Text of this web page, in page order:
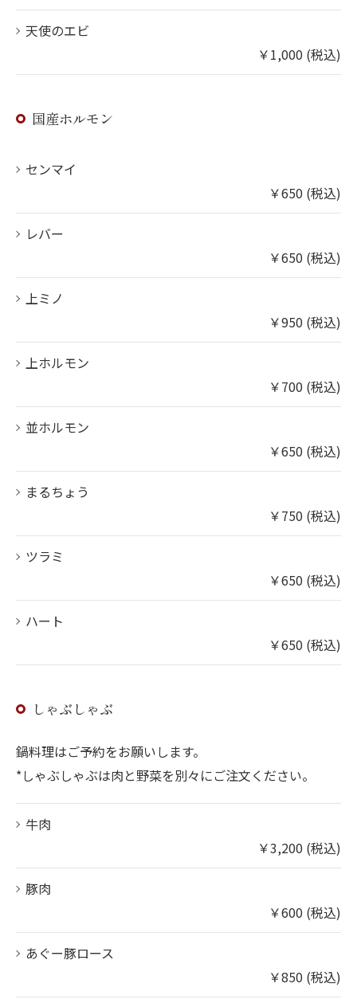
天使のエビ
￥1,000 (税込)
国産ホルモン
センマイ
￥650 (税込)
レバー
￥650 (税込)
上ミノ
￥950 (税込)
上ホルモン
￥700 (税込)
並ホルモン
￥650 (税込)
まるちょう
￥750 (税込)
ツラミ
￥650 (税込)
ハート
￥650 (税込)
しゃぶしゃぶ
鍋料理はご予約をお願いします。
*しゃぶしゃぶは肉と野菜を別々にご注文ください。
牛肉
￥3,200 (税込)
豚肉
￥600 (税込)
あぐー豚ロース
￥850 (税込)